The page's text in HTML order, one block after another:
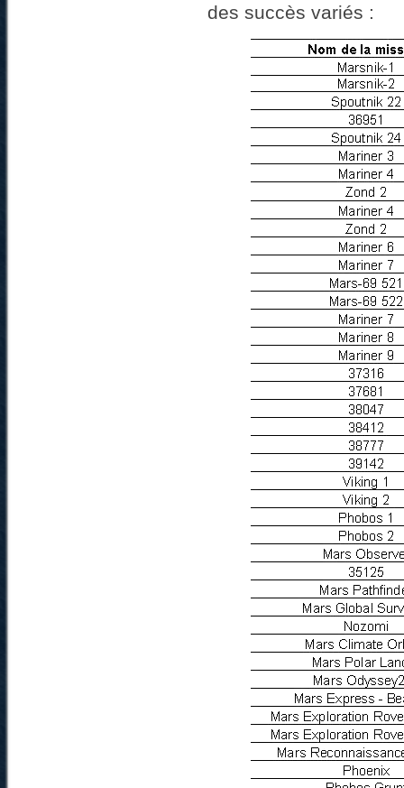
des succès variés :